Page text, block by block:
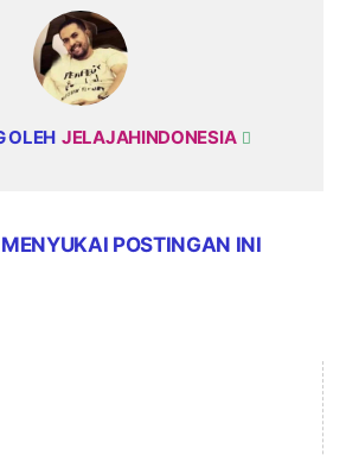
OLEH JELAJAHINDONESIA
POSTINGAN INI